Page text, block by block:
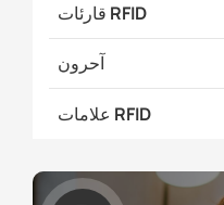
قارئات RFID
آحرون
علامات RFID